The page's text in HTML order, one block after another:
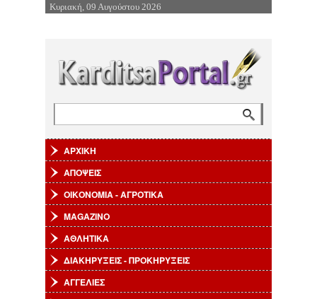
Επιστροφή στην Πλοήγηση
Κυριακή, 09 Αυγούστου 2026
ΑΡΧΙΚΗ
ΑΠΟΨΕΙΣ
ΟΙΚΟΝΟΜΙΑ - ΑΓΡΟΤΙΚΑ
MAGAZINO
ΑΘΛΗΤΙΚΑ
ΔΙΑΚΗΡΥΞΕΙΣ - ΠΡΟΚΗΡΥΞΕΙΣ
ΑΓΓΕΛΙΕΣ